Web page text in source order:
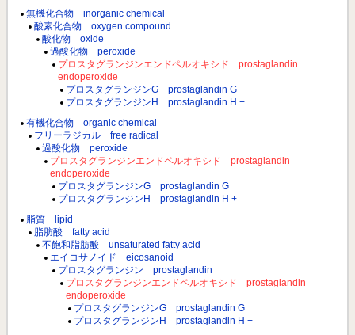
無機化合物 inorganic chemical
酸素化合物 oxygen compound
酸化物 oxide
過酸化物 peroxide
プロスタグランジンエンドペルオキシド prostaglandin
endoperoxide
プロスタグランジンG prostaglandin G
プロスタグランジンH prostaglandin H +
有機化合物 organic chemical
フリーラジカル free radical
過酸化物 peroxide
プロスタグランジンエンドペルオキシド prostaglandin
endoperoxide
プロスタグランジンG prostaglandin G
プロスタグランジンH prostaglandin H +
脂質 lipid
脂肪酸 fatty acid
不飽和脂肪酸 unsaturated fatty acid
エイコサノイド eicosanoid
プロスタグランジン prostaglandin
プロスタグランジンエンドペルオキシド prostaglandin
endoperoxide
プロスタグランジンG prostaglandin G
プロスタグランジンH prostaglandin H +